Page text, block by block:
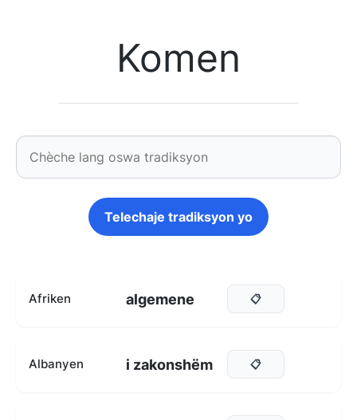
Komen
Telechaje tradiksyon yo
Afriken algemene 📋
Albanyen i zakonshëm 📋